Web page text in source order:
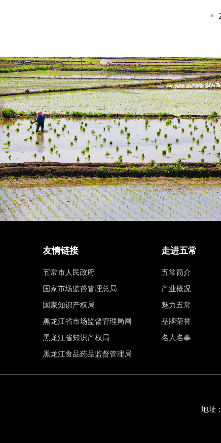
友情链接
五常市人民政府
国家市场监督管理总局
国家知识产权局
黑龙江省市场监督管理局网
黑龙江省知识产权局
黑龙江食品药品监督管理局
走进五常
五常简介
产业概况
魅力五常
品牌荣誉
名人名事
地址